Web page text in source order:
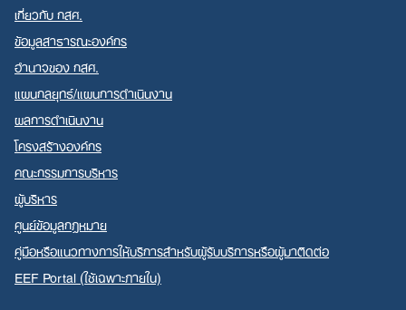
เกี่ยวกับ กสศ.
ข้อมูลสาธารณะองค์กร
อำนาจของ กสศ.
แผนกลยุทธ์/แผนการดำเนินงาน
ผลการดำเนินงาน
โครงสร้างองค์กร
คณะกรรมการบริหาร
ผู้บริหาร
ศูนย์ข้อมูลกฎหมาย
คู่มือหรือแนวทางการให้บริการสำหรับผู้รับบริการหรือผู้มาติดต่อ
EEF Portal (ใช้เฉพาะภายใน)